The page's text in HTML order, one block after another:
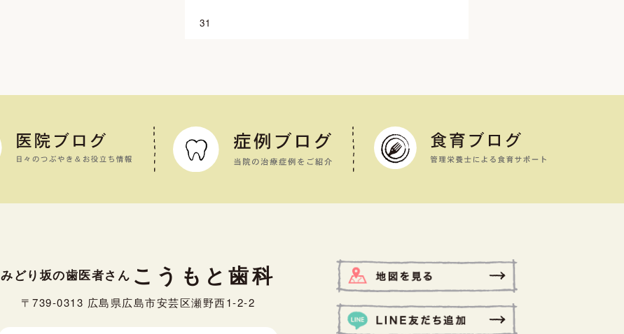
31
みどり坂の歯医者さん こうもと歯科
〒739-0313 広島県広島市安芸区瀬野西1-2-2